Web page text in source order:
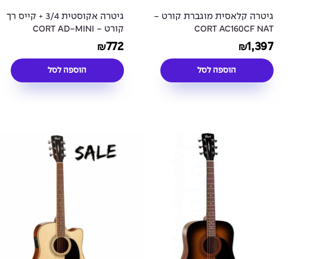
גיטרה קלאסית מוגברת קורט -
CORT AC160CF NAT
₪1,397
הוספה לסל
גיטרה אקוסטית 3/4 + קייס רך
קורט - CORT AD-MINI
₪772
הוספה לסל